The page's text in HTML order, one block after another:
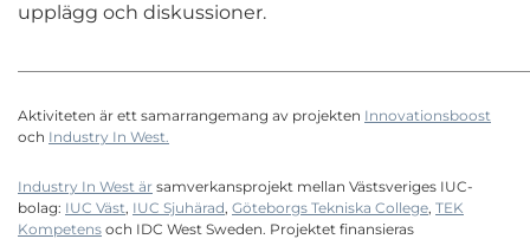
upplägg och diskussioner.
Aktiviteten är ett samarrangemang av projekten Innovationsboost
och Industry In West.
Industry In West är samverkansprojekt mellan Västsveriges IUC-
bolag: IUC Väst, IUC Sjuhärad, Göteborgs Tekniska College, TEK
Kompetens och IDC West Sweden. Projektet finansieras